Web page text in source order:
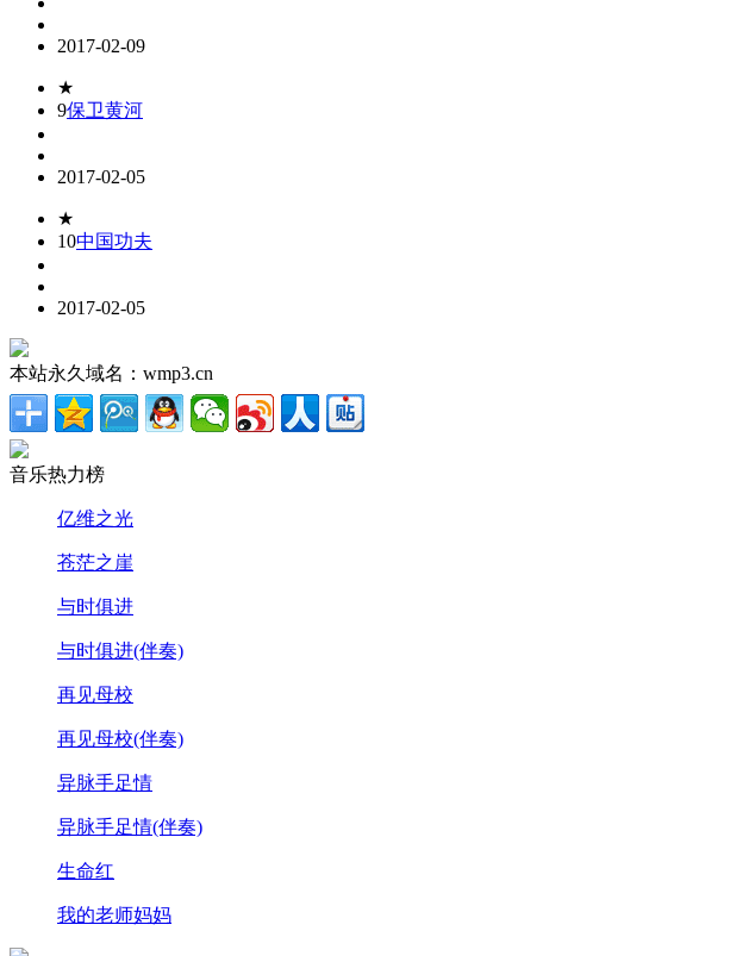
2017-02-09
★
9保卫黄河
2017-02-05
★
10中国功夫
2017-02-05
本站永久域名：wmp3.cn
音乐热力榜
亿维之光
苍茫之崖
与时俱进
与时俱进(伴奏)
再见母校
再见母校(伴奏)
异脉手足情
异脉手足情(伴奏)
生命红
我的老师妈妈